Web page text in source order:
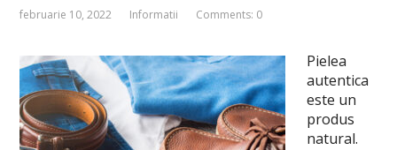
februarie 10, 2022 Informatii Comments: 0
Pielea
autentica
este un
produs
natural.